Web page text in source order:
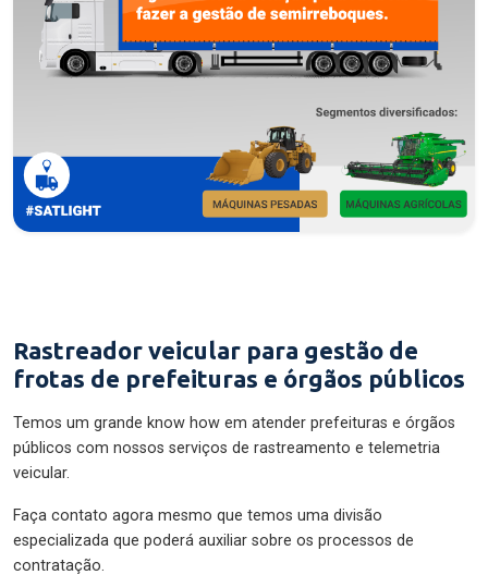
Rastreador veicular para gestão de
frotas de prefeituras e órgãos públicos
Temos um grande know how em atender prefeituras e órgãos
públicos com nossos serviços de rastreamento e telemetria
veicular.
Faça contato agora mesmo que temos uma divisão
especializada que poderá auxiliar sobre os processos de
contratação.